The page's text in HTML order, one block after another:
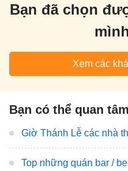
Bạn đã chọn
Xem các
Bạn có thể quan tâm
Giờ Thánh Lễ các nhà
Top những quán bar /